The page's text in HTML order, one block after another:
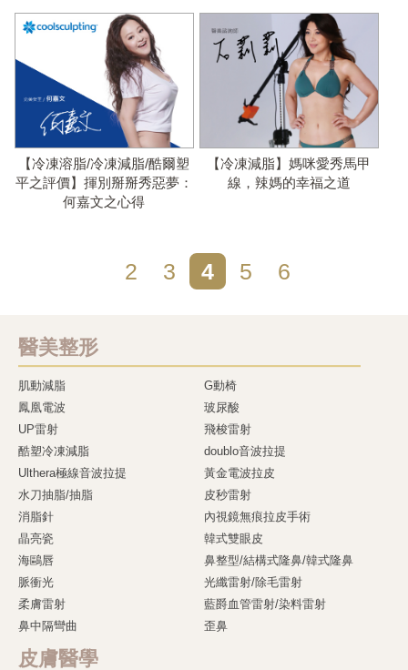
【冷凍溶脂/冷凍減脂/酷爾塑
平之評價】揮別掰掰秀惡夢：
何嘉文之心得
【冷凍減脂】媽咪愛秀馬甲
線，辣媽的幸福之道
2 3 4 5 6
醫美整形
肌動減脂
G動椅
鳳凰電波
玻尿酸
UP雷射
飛梭雷射
酷塑冷凍減脂
doublo音波拉提
Ulthera極線音波拉提
黃金電波拉皮
水刀抽脂/抽脂
皮秒雷射
消脂針
內視鏡無痕拉皮手術
晶亮瓷
韓式雙眼皮
海鷗唇
鼻整型/結構式隆鼻/韓式隆鼻
脈衝光
光纖雷射/除毛雷射
柔膚雷射
藍爵血管雷射/染料雷射
鼻中隔彎曲
歪鼻
皮膚醫學